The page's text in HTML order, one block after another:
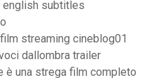
english subtitles
streaming cineblog01
dallombra trailer
è una strega film completo